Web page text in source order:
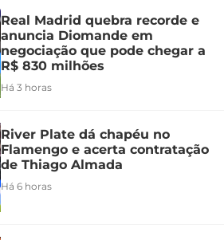
Real Madrid quebra recorde e
anuncia Diomande em
negociação que pode chegar a
R$ 830 milhões
Há 3 horas
River Plate dá chapéu no
Flamengo e acerta contratação
de Thiago Almada
Há 6 horas